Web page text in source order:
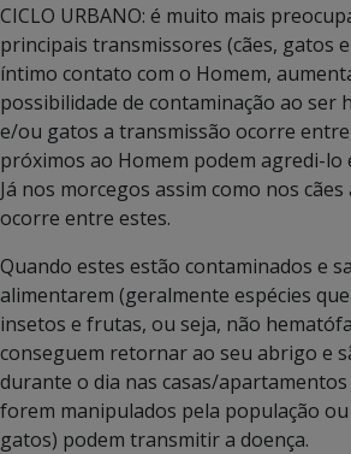
CICLO URBANO: é muito mais
principais transmissores (cães, gatos
íntimo contato com o Homem,
possibilidade de contaminação ao ser
e/ou gatos a transmissão ocorre
próximos ao Homem podem agredi-
Já nos morcegos assim como nos
ocorre entre estes.
Quando estes estão contaminados e
alimentarem (geralmente espécies
insetos e frutas, ou seja, não
conseguem retornar ao seu abrigo e
durante o dia nas casas/
forem manipulados pela população ou
gatos) podem transmitir a doença.